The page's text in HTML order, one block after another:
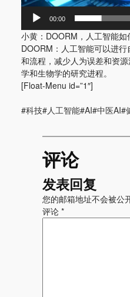
00:00
小黄：DOORM，人工智能如
DOORM：人工智能可以进
和流程，减少人为误差和资
学和生物学的研究进程。
[Float-Menu id=”1″]
#科技#人工智能#AI#中医AI#
评论
发表回复
您的邮箱地址不会被公
评论 *